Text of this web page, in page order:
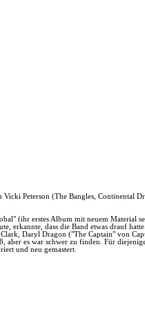
Peterson (The Bangles, Continental
(ihr erstes Album mit neuem Material
erkannte, dass die Band etwas drauf
Daryl Dragon ("The Captain" von
es war schwer zu finden. Für
und neu gemastert.